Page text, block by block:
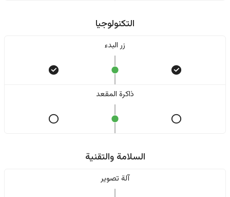
التكنولوجيا
زر البدء
ذاكرة المقعد
السلامة والتقنية
آلة تصوير